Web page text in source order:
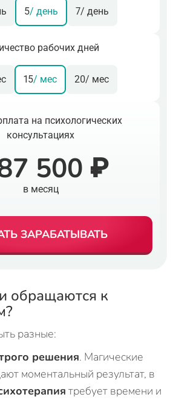
5/ день 7/ день
рабочих дней
15/ мес 20/ мес
на психологических
консультациях
500 ₽
в месяц
ЗАРАБАТЫВАТЬ
обращаются к
разные:
решения. Магические
моментальный результат, в
требует времени и